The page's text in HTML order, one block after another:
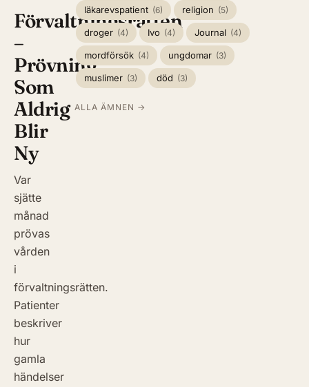
Förvaltningsrätten
–
Prövning
Som
Aldrig
Blir
Ny
Var
sjätte
månad
prövas
vården
i
förvaltningsrätten.
Patienter
beskriver
hur
gamla
händelser
läkarevspatient (6) religion (5)
droger (4) Ivo (4) Journal (4)
mordförsök (4) ungdomar (3)
muslimer (3) död (3)
ALLA ÄMNEN →